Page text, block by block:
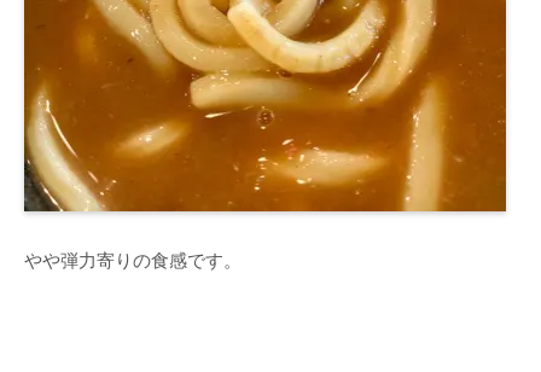
やや弾力寄りの食感です。